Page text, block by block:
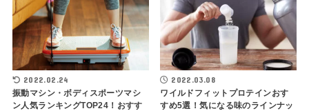
2022.02.24
振動マシン・ボディスポーツマシ
ン人気ランキングTOP24！おすす
2022.03.08
ワイルドフィットプロテインおす
すめ5選！気になる味のラインナッ